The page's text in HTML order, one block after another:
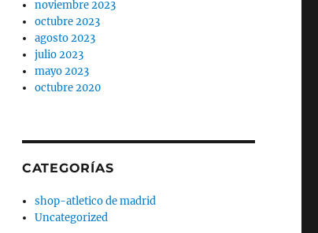
noviembre 2023
octubre 2023
agosto 2023
julio 2023
mayo 2023
octubre 2020
CATEGORÍAS
shop-atletico de madrid
Uncategorized